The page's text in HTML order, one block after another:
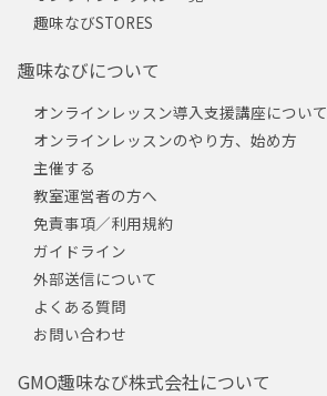
趣味なびSTORES
趣味なびについて
オンラインレッスン導入支援講座について
オンラインレッスンのやり方、始め方
主催する
教室運営者の方へ
免責事項／利用規約
ガイドライン
外部送信について
よくある質問
お問い合わせ
GMO趣味なび株式会社について